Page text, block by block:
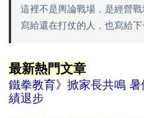
這裡不是輿論戰場，是經營戰
寫給還在打仗的人，也寫給下
最新熱門文章
鐵拳教育》掀家長共鳴
績退步